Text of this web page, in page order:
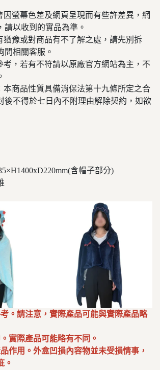
因螢幕色差及網頁呈現而有些許差異，網
請以收到的實品為準。
猶豫或對商品有不了解之處，請先別拆
問相關客服。
考，若有不符請以原廠官方網站為主，不
本商品性質具備消保法第十九條所定之合
後不得於七日內不附理由解除契約，如欲
含帽子部分)
。請注意，實際產品可能與實際產品略
實際產品可能略有不同。
作用。外盒凹損內容物並未受損情事，
。